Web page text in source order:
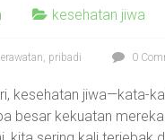
kesehatan jiwa
, pribadi 0
kesehatan jiwa—kata-
besar kekuatan